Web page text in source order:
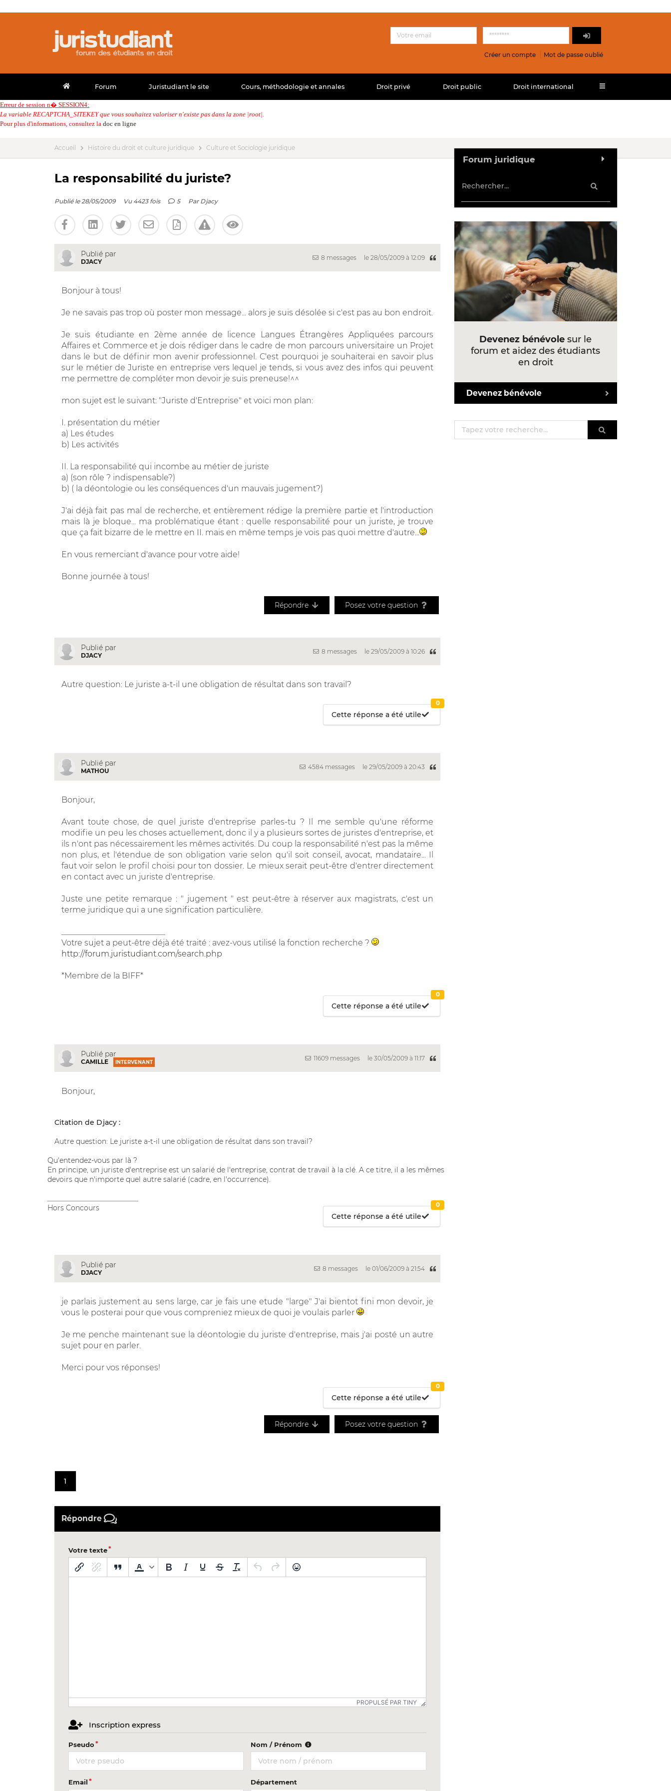
Créer un compte Mot de passe oublié
Forum Juristudiant le site Cours, méthodologie et annales Droit privé Droit public Droit international
Erreur de session n� SESSION4:
La variable RECAPTCHA_SITEKEY que vous souhaitez valoriser n'existe pas dans la zone |root|.
Pour plus d'informations, consultez la doc en ligne
Accueil Histoire du droit et culture juridique Culture et Sociologie juridique
La responsabilité du juriste?
Publié le 28/05/2009 Vu 4423 fois 5 Par Djacy
Publié par
DJACY
8 messages le 28/05/2009 à 12:09
Bonjour à tous!
Je ne savais pas trop où poster mon message... alors je suis désolée si c'est pas au bon endroit.
Je suis étudiante en 2ème année de licence Langues Étrangères Appliquées parcours
Affaires et Commerce et je dois rédiger dans le cadre de mon parcours universitaire un Projet
dans le but de définir mon avenir professionnel. C'est pourquoi je souhaiterai en savoir plus
sur le métier de Juriste en entreprise vers lequel je tends, si vous avez des infos qui peuvent
me permettre de compléter mon devoir je suis preneuse!^^
mon sujet est le suivant: "Juriste d'Entreprise" et voici mon plan:
I. présentation du métier
a) Les études
b) Les activités
II. La responsabilité qui incombe au métier de juriste
a) (son rôle ? indispensable?)
b) ( la déontologie ou les conséquences d'un mauvais jugement?)
J'ai déjà fait pas mal de recherche, et entièrement rédige la première partie et l'introduction
mais là je bloque... ma problématique étant : quelle responsabilité pour un juriste, je trouve
que ça fait bizarre de le mettre en II. mais en même temps je vois pas quoi mettre d'autre...
En vous remerciant d'avance pour votre aide!
Bonne journée à tous!
Répondre Posez votre question
Publié par
DJACY
8 messages le 29/05/2009 à 10:26
Autre question: Le juriste a-t-il une obligation de résultat dans son travail?
Cette réponse a été utile
0
Publié par
MATHOU
4584 messages le 29/05/2009 à 20:43
Bonjour,
Avant toute chose, de quel juriste d'entreprise parles-tu ? Il me semble qu'une réforme
modifie un peu les choses actuellement, donc il y a plusieurs sortes de juristes d'entreprise, et
ils n'ont pas nécessairement les mêmes activités. Du coup la responsabilité n'est pas la même
non plus, et l'étendue de son obligation varie selon qu'il soit conseil, avocat, mandataire... Il
faut voir selon le profil choisi pour ton dossier. Le mieux serait peut-être d'entrer directement
en contact avec un juriste d'entreprise.
Juste une petite remarque : " jugement " est peut-être à réserver aux magistrats, c'est un
terme juridique qui a une signification particulière.
Votre sujet a peut-être déjà été traité : avez-vous utilisé la fonction recherche ?
http://forum.juristudiant.com/search.php
*Membre de la BIFF*
Cette réponse a été utile
0
Publié par
CAMILLE INTERVENANT
11609 messages le 30/05/2009 à 11:17
Bonjour,
Citation de Djacy :
Autre question: Le juriste a-t-il une obligation de résultat dans son travail?
Qu'entendez-vous par là ?
En principe, un juriste d'entreprise est un salarié de l'entreprise, contrat de travail à la clé. A ce titre, il a les mêmes
devoirs que n'importe quel autre salarié (cadre, en l'occurrence).
Hors Concours
Cette réponse a été utile
0
Publié par
DJACY
8 messages le 01/06/2009 à 21:54
je parlais justement au sens large, car je fais une etude "large" J'ai bientot fini mon devoir, je
vous le posterai pour que vous compreniez mieux de quoi je voulais parler
Je me penche maintenant sue la déontologie du juriste d'entreprise, mais j'ai posté un autre
sujet pour en parler.
Merci pour vos réponses!
Cette réponse a été utile
0
Répondre Posez votre question
1
Répondre
Votre texte
PROPULSÉ PAR TINY
Inscription express
Pseudo Nom / Prénom
Email Département
Forum juridique
Devenez bénévole sur le
forum et aidez des étudiants
en droit
Devenez bénévole